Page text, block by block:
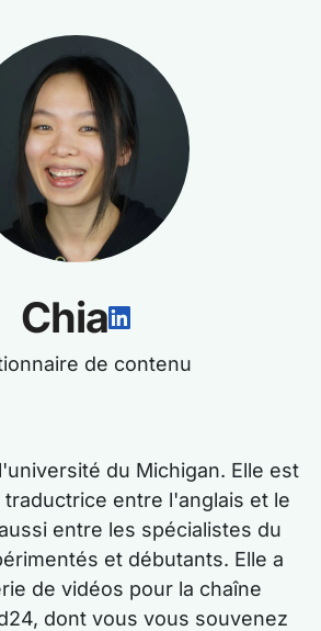
Chia
de contenu
du Michigan. Elle est
entre l'anglais et le
entre les spécialistes du
et débutants. Elle a
de vidéos pour la chaîne
dont vous vous souvenez